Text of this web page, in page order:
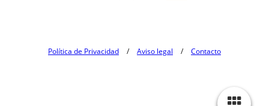
Política de Privacidad / Aviso legal / Contacto